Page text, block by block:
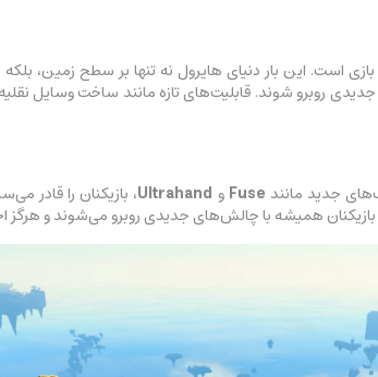
بازی است. این بار دنیای هایرول نه تنها بر سطح زمین،
روبرو شوند. قابلیت‌های تازه مانند ساخت وسایل
جدید مانند Fuse و Ultrahand، بازیکنان را قادر
بازیکنان همیشه با چالش‌های جدیدی روبرو می‌شوند و